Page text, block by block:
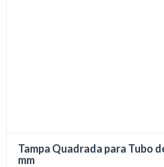
Tampa Quadrada para Tubo
mm